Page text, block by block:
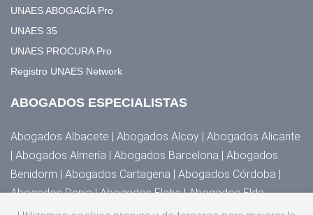
UNAES ABOGACÍA Pro
UNAES 35
UNAES PROCURA Pro
Registro UNAES Network
ABOGADOS ESPECIALISTAS
Abogados Albacete | Abogados Alcoy | Abogados Alicante
| Abogados Almería | Abogados Barcelona | Abogados
Benidorm | Abogados Cartagena | Abogados Córdoba |
Abogados Denia | Abogados Elche | Abogados Elda,
Novelda y Villena | Abogados Granada | Abogados Huesca |